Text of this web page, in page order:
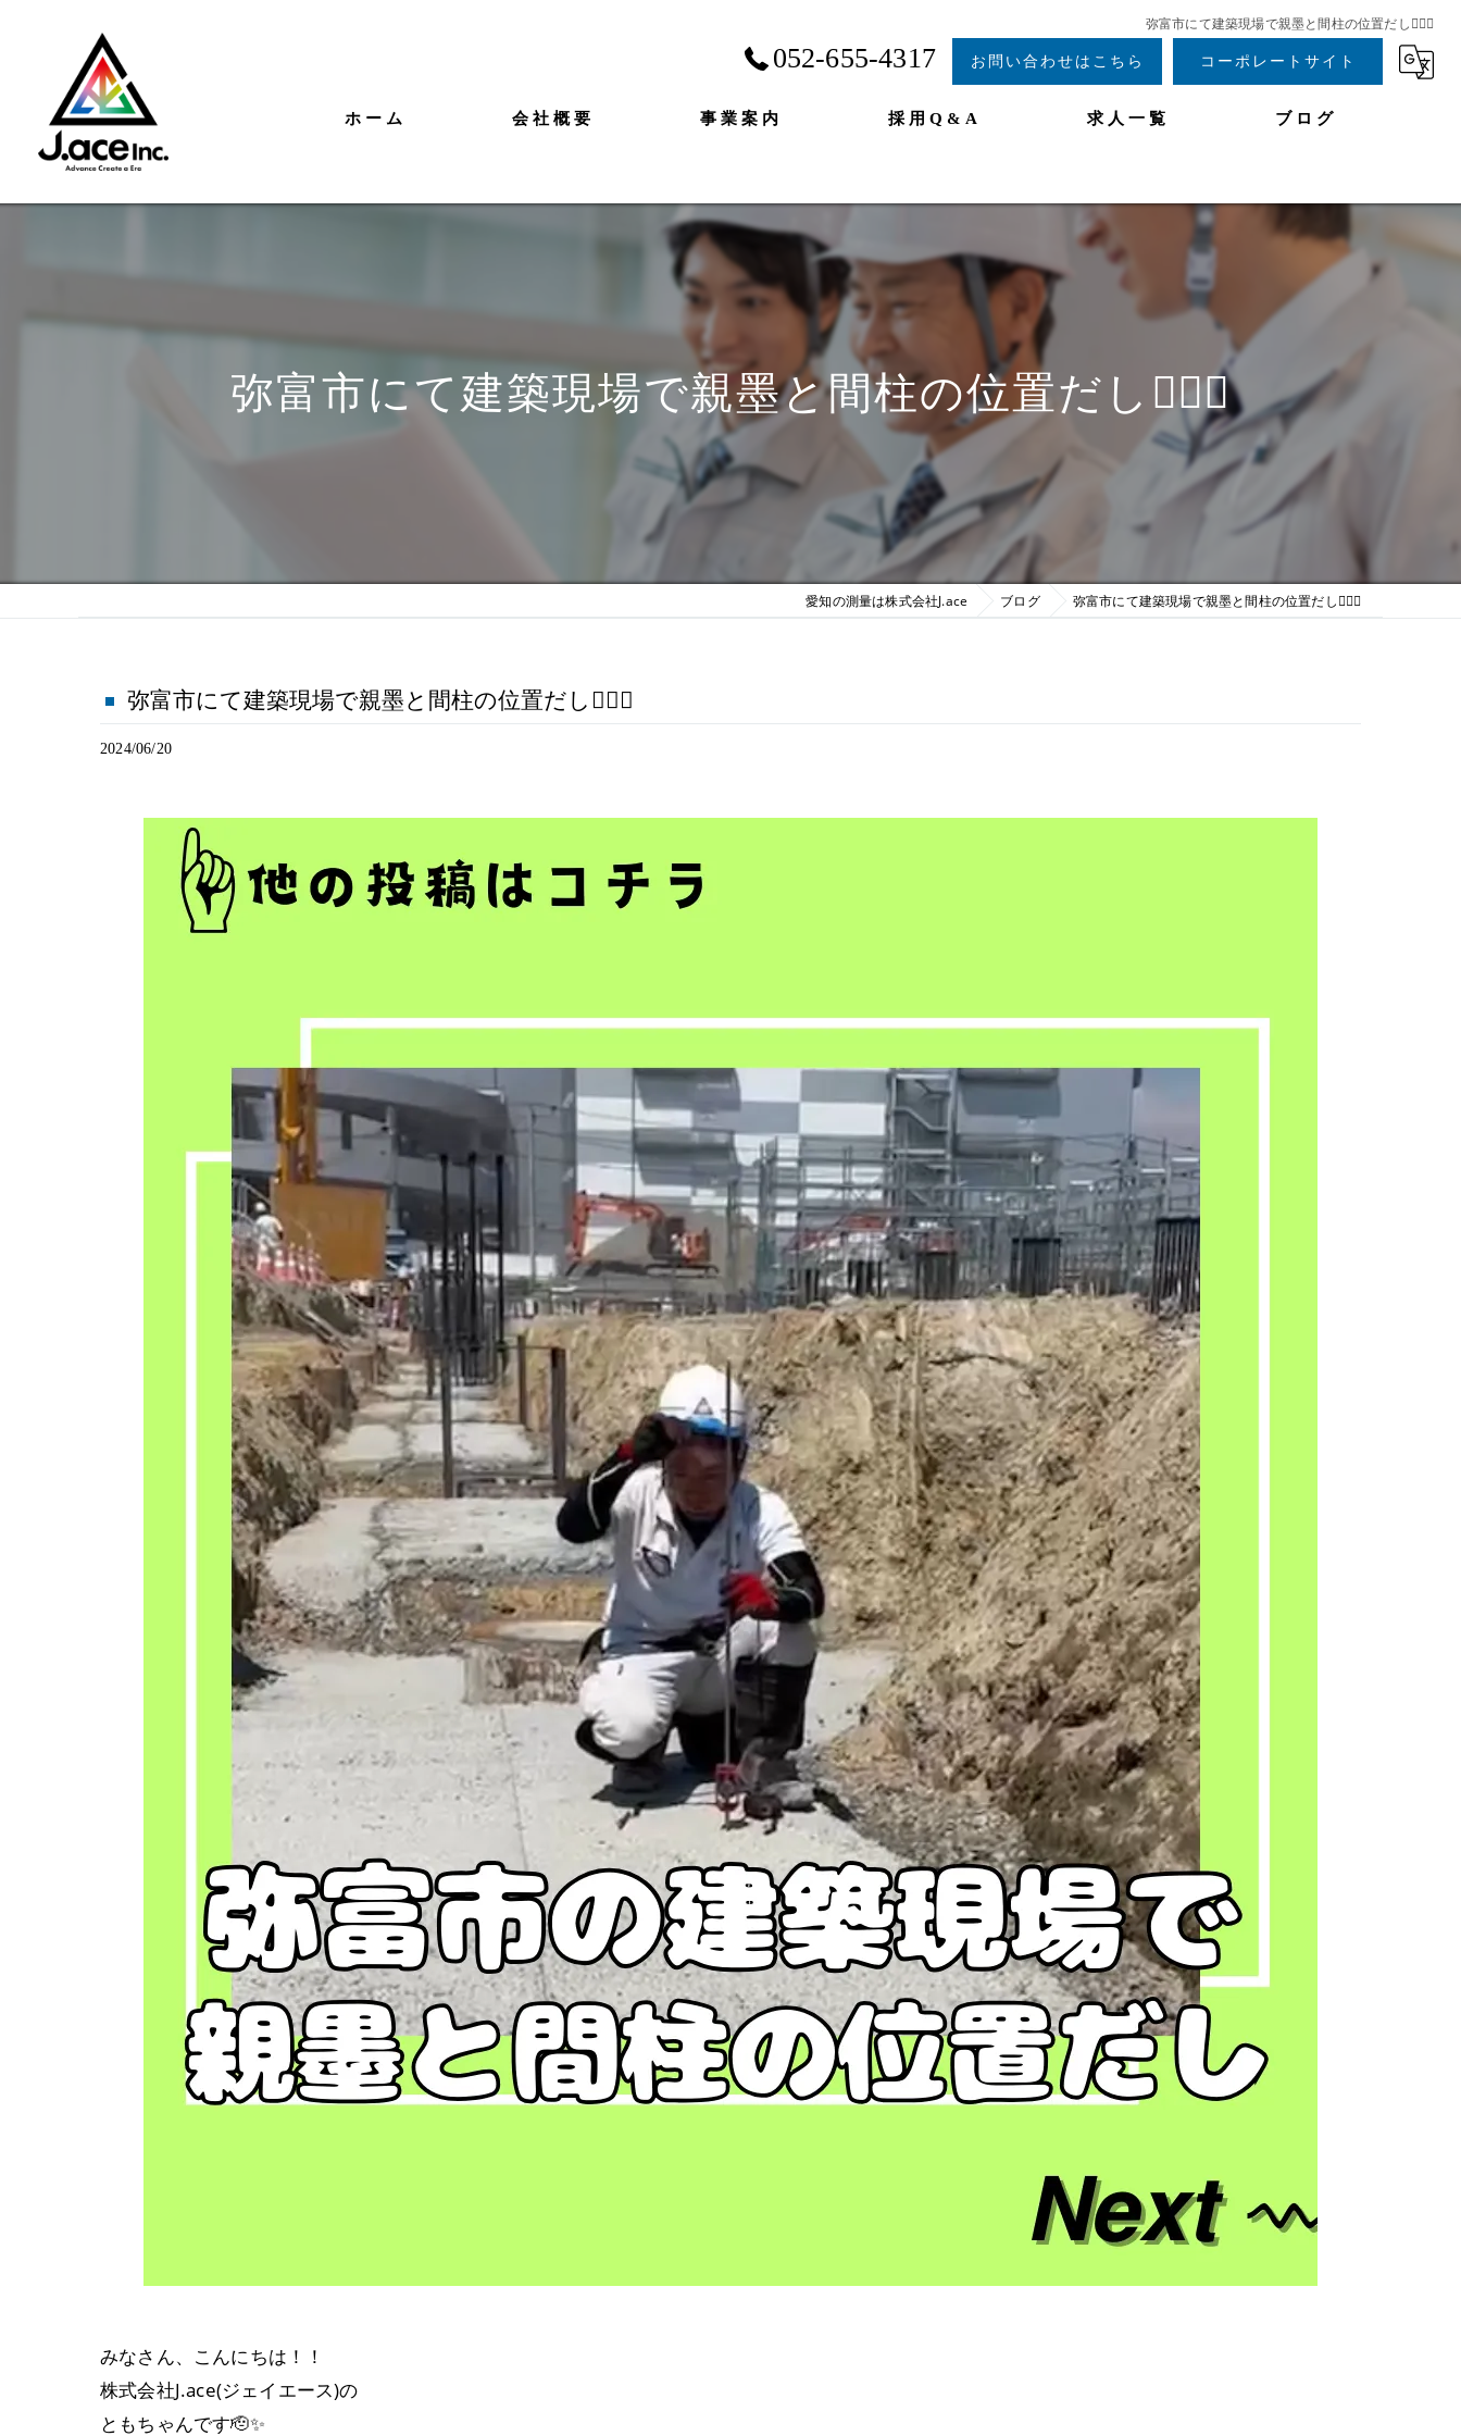
弥富市にて建築現場で親墨と間柱の位置だし👷🏼‍♂️
052-655-4317 お問い合わせはこちら コーポレートサイト
ホーム 会社概要 事業案内 採用Q&A 求人一覧 ブログ
弥富市にて建築現場で親墨と間柱の位置だし👷🏼‍♂️
愛知の測量は株式会社J.ace ブログ 弥富市にて建築現場で親墨と間柱の位置だし👷🏼‍♂️
弥富市にて建築現場で親墨と間柱の位置だし👷🏼‍♂️
2024/06/20
みなさん、こんにちは！！
株式会社J.ace(ジェイエース)の
ともちゃんです🫡✨️